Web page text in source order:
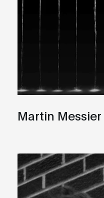
Martin Messier